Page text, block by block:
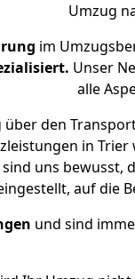
Umzug
im
Unser
alle
über den
in Trier
uns
auf die
und sind